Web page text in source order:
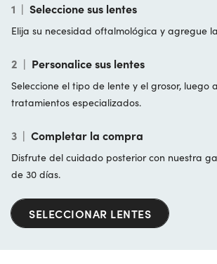
1 | Seleccione sus lentes
Elija su necesidad oftalmológica y agregue
2 | Personalice sus lentes
Seleccione el tipo de lente y el grosor, luego
tratamientos especializados.
3 | Completar la compra
Disfrute del cuidado posterior con nuestra
de 30 días.
SELECCIONAR LENTES